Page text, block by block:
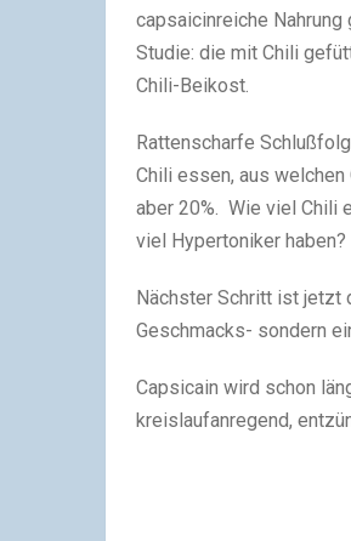
capsaicinreiche
Studie: die mit Chili
Chili-Beikost.
Rattenscharfe
Chili essen, aus welchen
aber 20%. Wie viel Chili
viel Hypertoniker haben?
Nächster Schritt ist jetzt
Geschmacks- sondern
Capsicain wird schon
kreislaufanregend,